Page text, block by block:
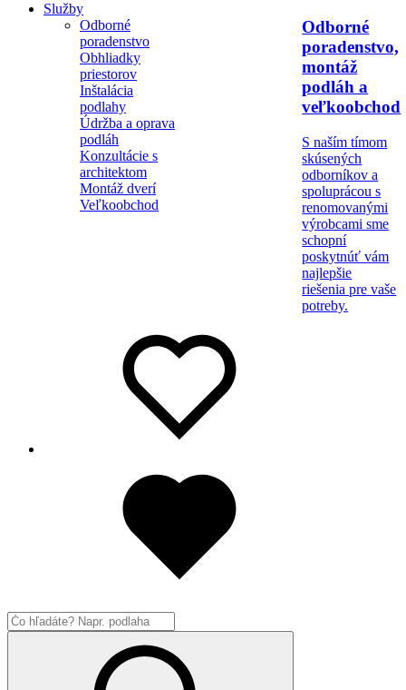
Služby
Odborné
poradenstvo
Obhliadky
priestorov
Inštalácia
podlahy
Údržba a oprava
podláh
Konzultácie s
architektom
Montáž dverí
Veľkoobchod
Odborné
poradenstvo,
montáž
podláh a
veľkoobchod
S naším tímom
skúsených
odborníkov a
spoluprácou s
renomovanými
výrobcami sme
schopní
poskytnúť vám
najlepšie
riešenia pre vaše
potreby.